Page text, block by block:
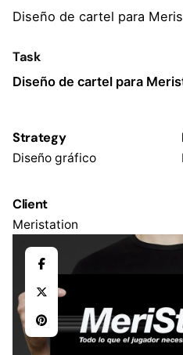
Diseño de cartel para
Task
Diseño de cartel para
Strategy
Diseño gráfico
Client
Meristation